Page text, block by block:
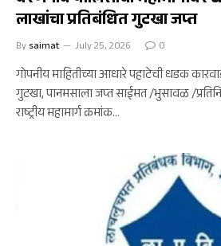
लाखांचा प्रतिबंधित गुटखा जप्त
By saimat July 25, 2026 0
गोपनीय माहितीच्या आधारे पहाटेची धडक
गुटखा, पानमसाला जप्त साईमत /भुसावळ /
राष्ट्रीय महामार्ग क्रमांक…